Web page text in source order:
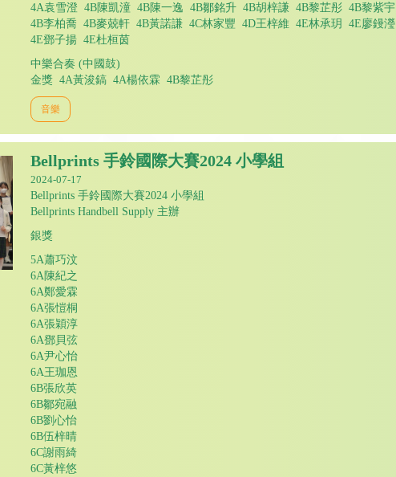
4A袁雪澄 4B陳凱潼 4B陳一逸 4B鄒銘升 4B胡梓謙 4B黎芷彤 4B黎紫宇
4B李柏喬 4B麥兢軒 4B黃諾謙 4C林家豐 4D王梓維 4E林承玥 4E廖鏝瀅
4E鄧子揚 4E杜桓茵
中樂合奏 (中國鼓)
金獎 4A黃浚鎬 4A楊依霖 4B黎芷彤
音樂
Bellprints 手鈴國際大賽2024 小學組
2024-07-17
Bellprints 手鈴國際大賽2024 小學組
Bellprints Handbell Supply 主辦
銀獎
5A蕭巧汶
6A陳紀之
6A鄭愛霖
6A張愷桐
6A張穎淳
6A鄧貝弦
6A尹心怡
6A王珈恩
6B張欣英
6B鄒宛融
6B劉心怡
6B伍梓晴
6C謝雨綺
6C黃梓悠